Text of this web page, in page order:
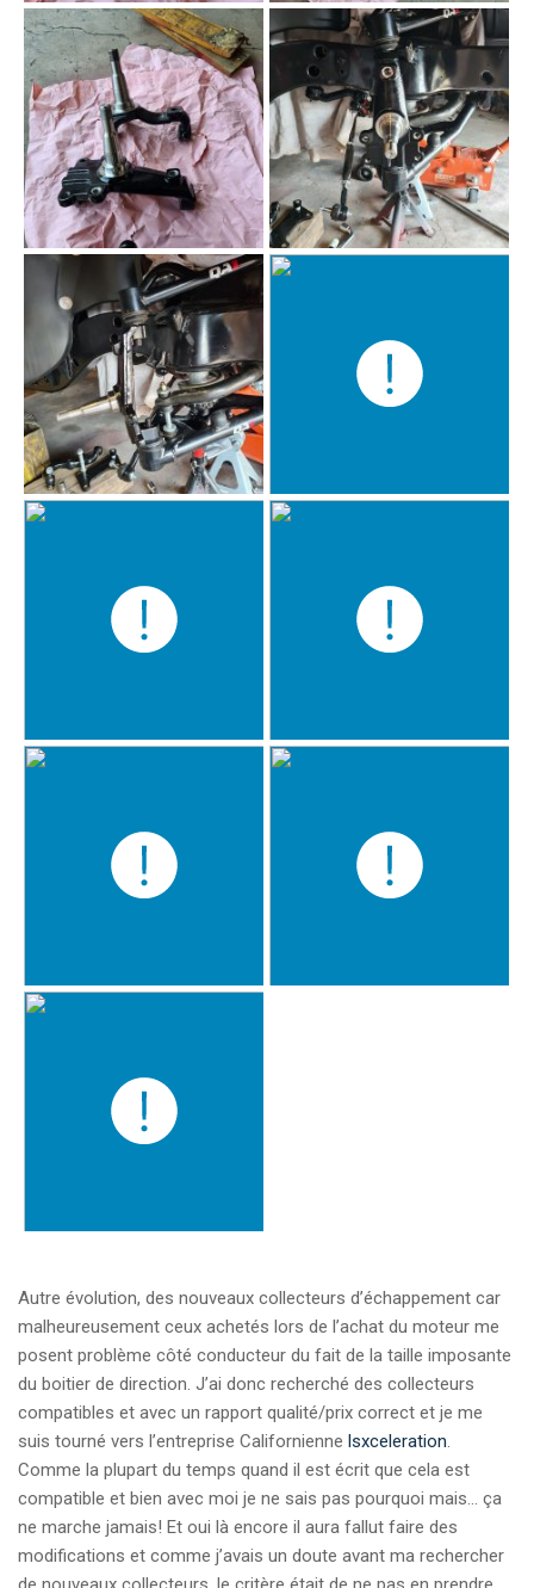
Autre évolution, des nouveaux collecteurs d’échappement car
malheureusement ceux achetés lors de l’achat du moteur me
posent problème côté conducteur du fait de la taille imposante
du boitier de direction. J’ai donc recherché des collecteurs
compatibles et avec un rapport qualité/prix correct et je me
suis tourné vers l’entreprise Californienne lsxceleration
Comme la plupart du temps quand il est écrit que cela est
compatible et bien avec moi je ne sais pas pourquoi mais… ça
ne marche jamais! Et oui là encore il aura fallut faire des
modifications et comme j’avais un doute avant ma rechercher